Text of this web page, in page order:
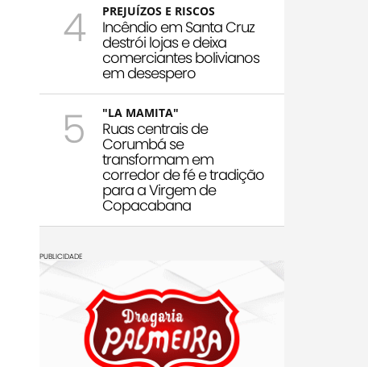
4 PREJUÍZOS E RISCOS
Incêndio em Santa Cruz
destrói lojas e deixa
comerciantes bolivianos
em desespero
5 "LA MAMITA"
Ruas centrais de
Corumbá se
transformam em
corredor de fé e tradição
para a Virgem de
Copacabana
PUBLICIDADE